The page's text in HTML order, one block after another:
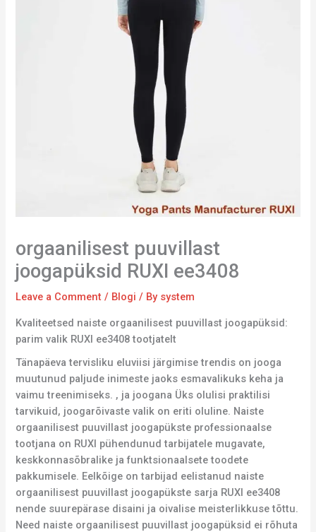
orgaanilisest puuvillast
joogapüksid RUXI ee3408
Leave a Comment / Blogi / By system
Kvaliteetsed naiste orgaanilisest puuvillast joogapüksid:
parim valik RUXI ee3408 tootjatelt
Tänapäeva tervisliku eluviisi järgimise trendis on jooga
muutunud paljude inimeste jaoks esmavalikuks keha ja
vaimu treenimiseks. , ja joogana Üks olulisi praktilisi
tarvikuid, joogarõivaste valik on eriti oluline. Naiste
orgaanilisest puuvillast joogapükste professionaalse
tootjana on RUXI pühendunud tarbijatele mugavate,
keskkonnasõbralike ja funktsionaalsete toodete
pakkumisele. Eelkõige on tarbijad eelistanud naiste
orgaanilisest puuvillast joogapükste sarja RUXI ee3408
nende suurepärase disaini ja oivalise meisterlikkuse tõttu.
Need naiste orgaanilisest puuvillast joogapüksid ei rõhuta